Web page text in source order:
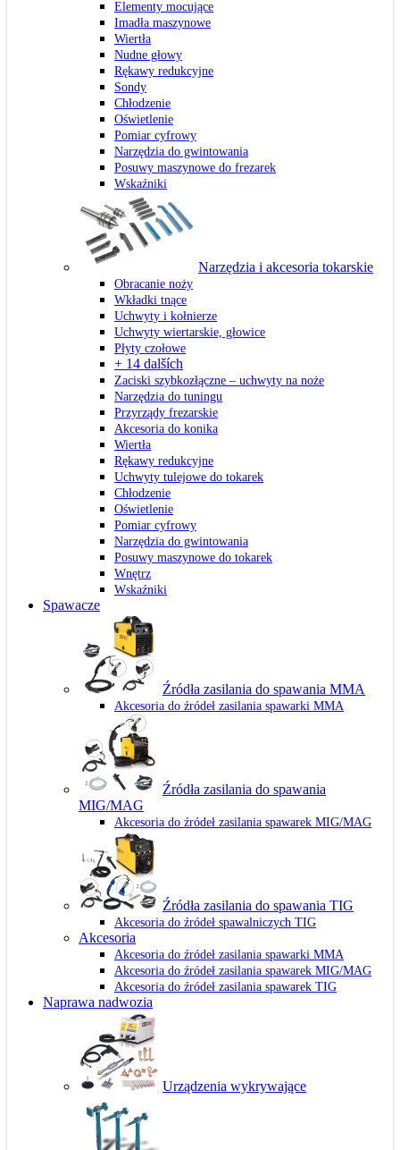
Elementy mocujące
Imadła maszynowe
Wiertła
Nudne głowy
Rękawy redukcyjne
Sondy
Chłodzenie
Oświetlenie
Pomiar cyfrowy
Narzędzia do gwintowania
Posuwy maszynowe do frezarek
Wskaźniki
Narzędzia i akcesoria tokarskie
Obracanie noży
Wkładki tnące
Uchwyty i kołnierze
Uchwyty wiertarskie, głowice
Płyty czołowe
+ 14 dalších
Zaciski szybkozłączne – uchwyty na noże
Narzędzia do tuningu
Przyrządy frezarskie
Akcesoria do konika
Wiertła
Rękawy redukcyjne
Uchwyty tulejowe do tokarek
Chłodzenie
Oświetlenie
Pomiar cyfrowy
Narzędzia do gwintowania
Posuwy maszynowe do tokarek
Wnętrz
Wskaźniki
Spawacze
Źródła zasilania do spawania MMA
Akcesoria do źródeł zasilania spawarki MMA
Źródła zasilania do spawania
MIG/MAG
Akcesoria do źródeł zasilania spawarek MIG/MAG
Źródła zasilania do spawania TIG
Akcesoria do źródeł spawalniczych TIG
Akcesoria
Akcesoria do źródeł zasilania spawarki MMA
Akcesoria do źródeł zasilania spawarek MIG/MAG
Akcesoria do źródeł zasilania spawarek TIG
Naprawa nadwozia
Urządzenia wykrywające